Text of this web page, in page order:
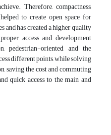
Therefore, compactness,
to create open space for
and has created a higher quality
access and development
pedestrian-oriented and the
different points, while solving
saving the cost and commuting
quick access to the main and